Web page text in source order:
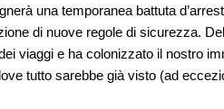
una temporanea battuta
di nuove regole di sicurezza.
viaggi e ha colonizzato il nostro
tutto sarebbe già visto (ad